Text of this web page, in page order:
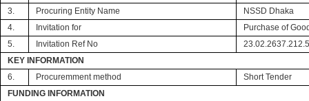
3.
Procuring Entity Name
NSSD Dhaka
4.
Invitation for
Purchase of
5.
Invitation Ref No
KEY INFORMATION
6.
Procuremment method
Short Tender
FUNDING INFORMATION